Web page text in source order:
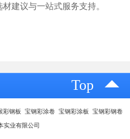
建议与一站式服务支持。
Top
彩钢板 宝钢彩涂卷 宝钢彩涂板 宝钢彩钢卷
实业有限公司